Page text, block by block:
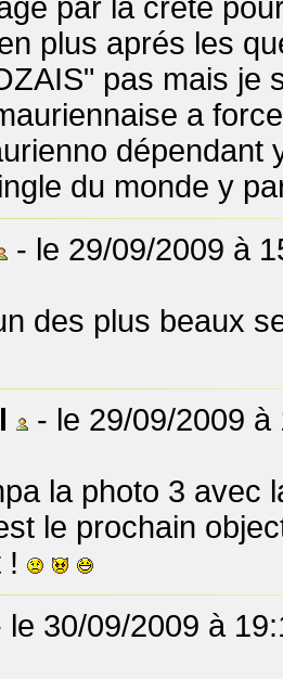
par la crete
plus aprés les
pas mais je
a
dépendant
du monde y
- le 29/09/2009 à
des plus beaux
- le 29/09/2009 à
la photo 3 avec
le prochain
!
le 30/09/2009 à